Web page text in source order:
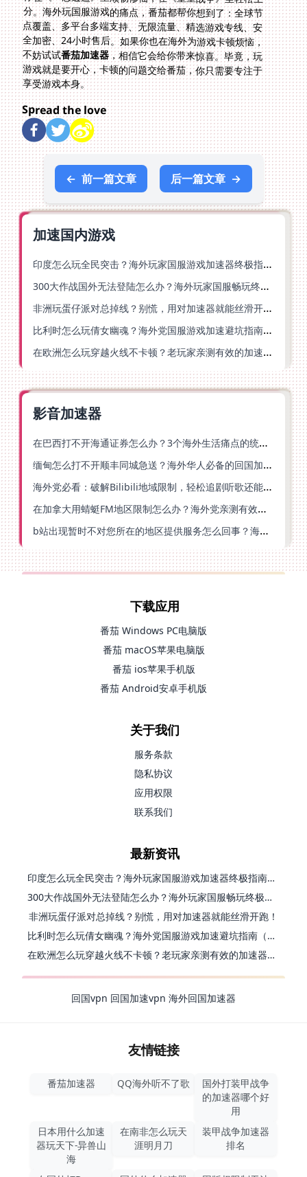
不妨试试番茄加速器，相信它会给你带来惊喜。毕竟，玩
游戏就是要开心，卡顿的问题交给番茄，你只需要专注于
享受游戏本身。
Spread the love
← 前一篇文章 后一篇文章 →
加速国内游戏
印度怎么玩全民突击？海外玩家国服游戏加速器终极指南（附原神延迟优化+精灵之境加速器选择）
300大作战国外无法登陆怎么办？海外玩家国服畅玩终极指南（附实测推荐）
非洲玩蛋仔派对总掉线？别慌，用对加速器就能丝滑开跑！
比利时怎么玩倩女幽魂？海外党国服游戏加速避坑指南（附实测推荐）
在欧洲怎么玩穿越火线不卡顿？老玩家亲测有效的加速器选择指南
影音加速器
在巴西打不开海通证券怎么办？3个海外生活痛点的统一解决方案
缅甸怎么打不开顺丰同城急送？海外华人必备的回国加速指南（附B站会员游戏解决方案）
海外党必看：破解Bilibili地域限制，轻松追剧听歌还能流畅理财的实用指南
在加拿大用蜻蜓FM地区限制怎么办？海外党亲测有效的回国加速方案
b站出现暂时不对您所在的地区提供服务怎么回事？海外党亲测有效的回国加速方案
下载应用
番茄 Windows PC电脑版
番茄 macOS苹果电脑版
番茄 ios苹果手机版
番茄 Android安卓手机版
关于我们
服务条款
隐私协议
应用权限
联系我们
最新资讯
印度怎么玩全民突击？海外玩家国服游戏加速器终极指南（附原神延迟优化+精灵之境加速器选择）
300大作战国外无法登陆怎么办？海外玩家国服畅玩终极指南（附实测推荐）
非洲玩蛋仔派对总掉线？别慌，用对加速器就能丝滑开跑！
比利时怎么玩倩女幽魂？海外党国服游戏加速避坑指南（附实测推荐）
在欧洲怎么玩穿越火线不卡顿？老玩家亲测有效的加速器选择指南
回国vpn 回国加速vpn 海外回国加速器
友情链接
番茄加速器 QQ海外听不了歌
国外打装甲战争
的加速器哪个好
用
日本用什么加速
器玩天下-异兽山
海
在南非怎么玩天
涯明月刀
装甲战争加速器
排名